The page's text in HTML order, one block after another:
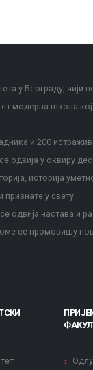
у Београду,
модерна школа
и 200
у оквиру
историја
признате у свету.
настава и
се промовишу